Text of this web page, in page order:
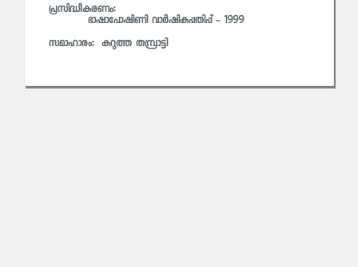
പ്രസിദ്ധീകരണം:
ഭാഷാപോഷിണി വാര്‍ഷികപ്പതിപ്പ് - 1999
സമാഹാരം: കറുത്ത തമ്പ്രാട്ടി